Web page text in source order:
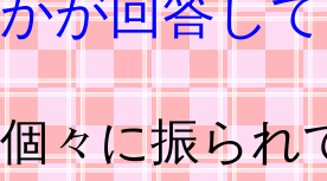
かが回答し
個々に振られ